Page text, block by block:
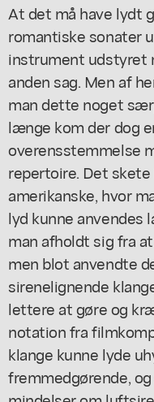
At det må have lydt
romantiske sonater
instrument udstyret
anden sag. Men af
man dette noget
længe kom der dog
overensstemmelse
repertoire. Det
amerikanske, hvor
lyd kunne anvendes
man afholdt sig fra
men blot anvendte
sirenelignende
lettere at gøre og
notation fra
klange kunne lyde
fremmedgørende,